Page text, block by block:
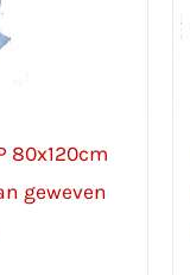
80x120cm
geweven